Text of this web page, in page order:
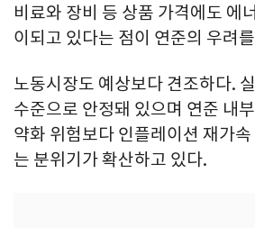
비료와 장비 등 상품 가격에도 에
이되고 있다는 점이 연준의 우려
노동시장도 예상보다 견조하다.
수준으로 안정돼 있으며 연준 내
약화 위험보다 인플레이션 재가
는 분위기가 확산하고 있다.